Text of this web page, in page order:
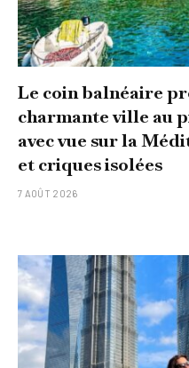
Le coin balnéaire
charmante ville au
avec vue sur la
et criques isolées
7 AOÛT 2026